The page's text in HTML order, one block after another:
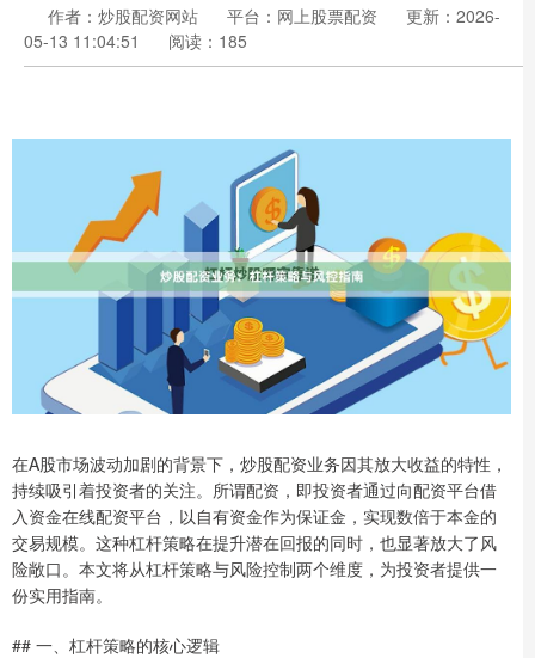
作者：炒股配资网站 平台：网上股票配资
更新：2026-
05-13 11:04:51
阅读：185
在A股市场波动加剧的背景下，炒股配资业务因其放大收益的特性，
持续吸引着投资者的关注。所谓配资，即投资者通过向配资平台借
入资金在线配资平台，以自有资金作为保证金，实现数倍于本金的
交易规模。这种杠杆策略在提升潜在回报的同时，也显著放大了风
险敞口。本文将从杠杆策略与风险控制两个维度，为投资者提供一
份实用指南。
## 一、杠杆策略的核心逻辑